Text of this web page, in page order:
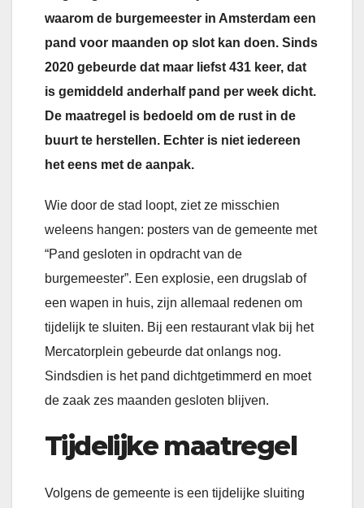
waarom de burgemeester in Amsterdam een
pand voor maanden op slot kan doen. Sinds
2020 gebeurde dat maar liefst 431 keer, dat
is gemiddeld anderhalf pand per week dicht.
De maatregel is bedoeld om de rust in de
buurt te herstellen. Echter is niet iedereen
het eens met de aanpak.
Wie door de stad loopt, ziet ze misschien
weleens hangen: posters van de gemeente met
“Pand gesloten in opdracht van de
burgemeester”. Een explosie, een drugslab of
een wapen in huis, zijn allemaal redenen om
tijdelijk te sluiten. Bij een restaurant vlak bij het
Mercatorplein gebeurde dat onlangs nog.
Sindsdien is het pand dichtgetimmerd en moet
de zaak zes maanden gesloten blijven.
Tijdelijke maatregel
Volgens de gemeente is een tijdelijke sluiting